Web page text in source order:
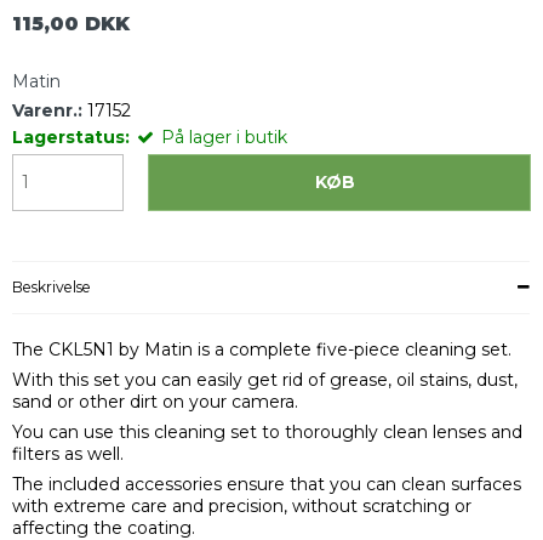
115,00 DKK
Matin
Varenr.: 17152
Lagerstatus:
På lager i butik
KØB
Beskrivelse
The CKL5N1 by Matin is a complete five-piece cleaning set.
With this set you can easily get rid of grease, oil stains, dust,
sand or other dirt on your camera.
You can use this cleaning set to thoroughly clean lenses and
filters as well.
The included accessories ensure that you can clean surfaces
with extreme care and precision, without scratching or
affecting the coating.